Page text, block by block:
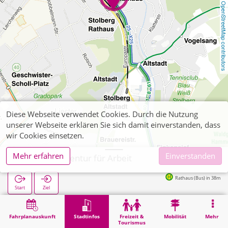
OpenStreetMap contributors
Fahrplanauskunft Stadtinfos
Freizeit &
Tourismus
Mobilität Mehr
Stolberg, Agentur für Arbeit
Start Ziel
Rathaus (Bus) in 38m
Stadtinfos Stolberg, Agentur für Arbeit
Diese Webseite verwendet Cookies. Durch die Nutzung
unserer Webseite erklären Sie sich damit einverstanden, dass
wir Cookies einsetzen.
Mehr erfahren
Einverstanden